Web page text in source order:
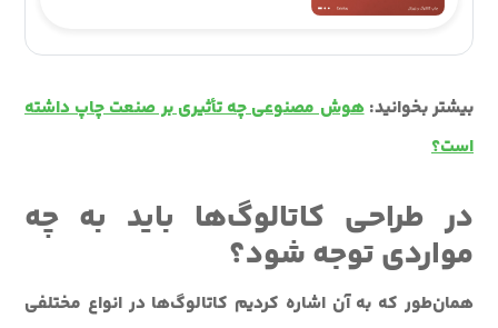
بیشتر بخوانید:هوش مصنوعی چه تأثیری بر صنعت چاپ داشته
است؟
در طراحی کاتالوگ‌ها باید به چه
مواردی توجه شود؟
همان‌طور که به آن اشاره کردیم کاتالوگ‌ها در انواع مختلفی